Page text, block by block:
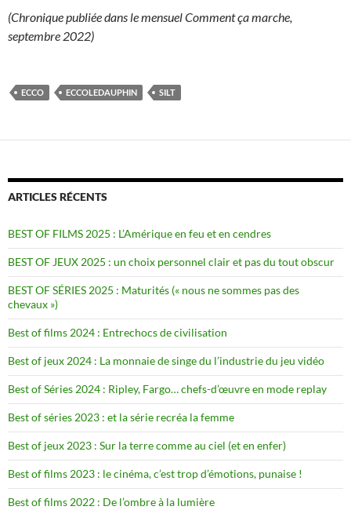
(Chronique publiée dans le mensuel Comment ça marche,
septembre 2022)
ECCO ECCOLEDAUPHIN SILT
ARTICLES RÉCENTS
BEST OF FILMS 2025 : L’Amérique en feu et en cendres
BEST OF JEUX 2025 : un choix personnel clair et pas du tout obscur
BEST OF SÉRIES 2025 : Maturités (« nous ne sommes pas des
chevaux »)
Best of films 2024 : Entrechocs de civilisation
Best of jeux 2024 : La monnaie de singe du l’industrie du jeu vidéo
Best of Séries 2024 : Ripley, Fargo… chefs-d’œuvre en mode replay
Best of séries 2023 : et la série recréa la femme
Best of jeux 2023 : Sur la terre comme au ciel (et en enfer)
Best of films 2023 : le cinéma, c’est trop d’émotions, punaise !
Best of films 2022 : De l’ombre à la lumière